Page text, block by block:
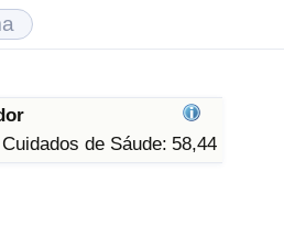
de Sáude: 58,44
(Atual)
Imóveis (Atual)
de Vida
Vida (Atual)